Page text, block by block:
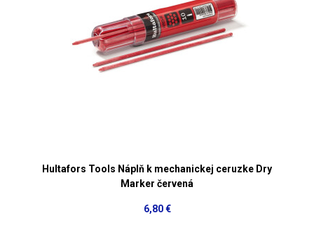
Hultafors Tools Náplň k mechanickej ceruzke Dry
Marker červená
6,80 €